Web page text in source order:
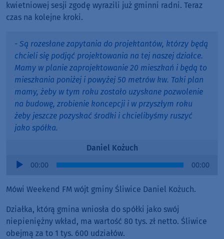
kwietniowej sesji zgodę wyrazili już gminni radni. Teraz
czas na kolejne kroki.
- Są rozesłane zapytania do projektantów, którzy będą
chcieli się podjąć projektowania na tej naszej działce.
Mamy w planie zaprojektowanie 20 mieszkań i będą to
mieszkania poniżej i powyżej 50 metrów kw. Taki plan
mamy, żeby w tym roku zostało uzyskane pozwolenie
na budowę, zrobienie koncepcji i w przyszłym roku
żeby jeszcze pozyskać środki i chcielibyśmy ruszyć
jako spółka.
Daniel Kożuch
Audio
00:00 00:00
Mówi Weekend FM wójt gminy Śliwice Daniel Kożuch.
Działka, którą gmina wniosła do spółki jako swój
niepieniężny wkład, ma wartość 80 tys. zł netto. Śliwice
obejmą za to 1 tys. 600 udziałów.